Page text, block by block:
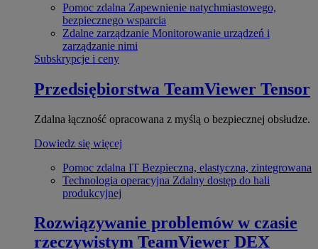
Pomoc zdalna Zapewnienie natychmiastowego,
bezpiecznego wsparcia
Zdalne zarządzanie Monitorowanie urządzeń i
zarządzanie nimi
Subskrypcje i ceny
Przedsiębiorstwa TeamViewer Tensor
Zdalna łączność opracowana z myślą o bezpiecznej obsłudze.
Dowiedz się więcej
Pomoc zdalna IT Bezpieczna, elastyczna, zintegrowana
Technologia operacyjna Zdalny dostęp do hali
produkcyjnej
Rozwiązywanie problemów w czasie
rzeczywistym TeamViewer DEX